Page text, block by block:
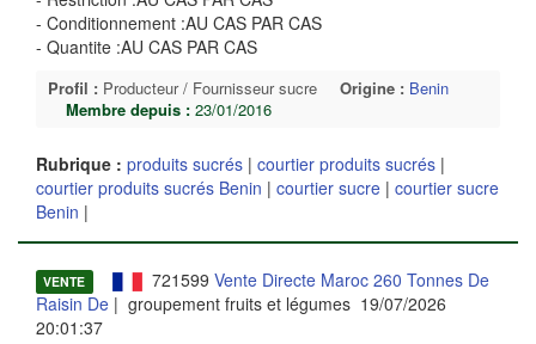
- Conditionnement :AU CAS PAR CAS
- Quantite :AU CAS PAR CAS
Profil : Producteur / Fournisseur sucre Origine : Benin
Membre depuis : 23/01/2016
Rubrique : produits sucrés | courtier produits sucrés |
courtier produits sucrés Benin | courtier sucre | courtier sucre
Benin |
VENTE 721599 Vente Directe Maroc 260 Tonnes De
Raisin De | groupement fruits et légumes 19/07/2026
20:01:37